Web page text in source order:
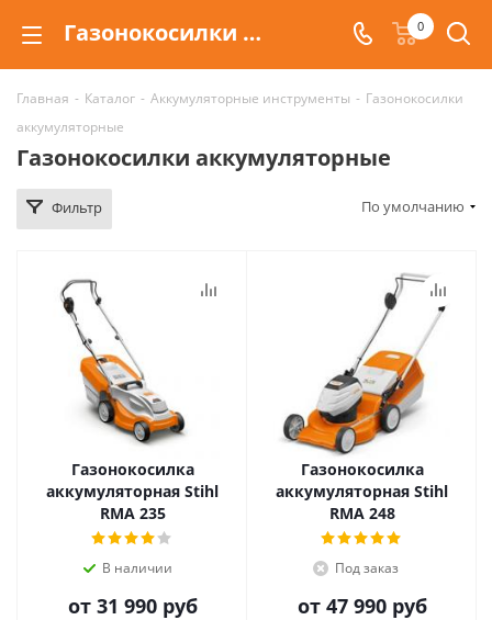
Газонокосилки аккумуляторные Stihl 0
Главная - Каталог - Аккумуляторные инструменты - Газонокосилки
аккумуляторные
Газонокосилки аккумуляторные
Фильтр По умолчанию
Газонокосилка
аккумуляторная Stihl
RMA 235
В наличии
от 31 990 руб
Газонокосилка
аккумуляторная Stihl
RMA 248
Под заказ
от 47 990 руб